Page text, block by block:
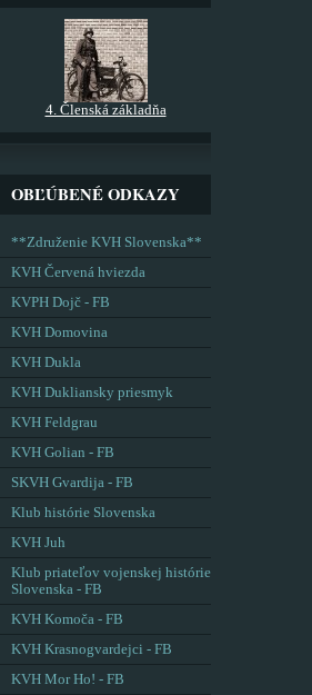
4. Členská základňa
OBĽÚBENÉ ODKAZY
**Združenie KVH Slovenska**
KVH Červená hviezda
KVPH Dojč - FB
KVH Domovina
KVH Dukla
KVH Dukliansky priesmyk
KVH Feldgrau
KVH Golian - FB
SKVH Gvardija - FB
Klub histórie Slovenska
KVH Juh
Klub priateľov vojenskej histórie
Slovenska - FB
KVH Komoča - FB
KVH Krasnogvardejci - FB
KVH Mor Ho! - FB